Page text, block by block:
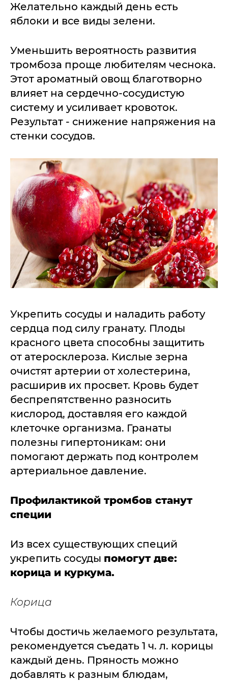
Желательно каждый день есть
яблоки и все виды зелени.
Уменьшить вероятность развития
тромбоза проще любителям чеснока.
Этот ароматный овощ благотворно
влияет на сердечно-сосудистую
систему и усиливает кровоток.
Результат - снижение напряжения на
стенки сосудов.
Укрепить сосуды и наладить работу
сердца под силу гранату. Плоды
красного цвета способны защитить
от атеросклероза. Кислые зерна
очистят артерии от холестерина,
расширив их просвет. Кровь будет
беспрепятственно разносить
кислород, доставляя его каждой
клеточке организма. Гранаты
полезны гипертоникам: они
помогают держать под контролем
артериальное давление.
Профилактикой тромбов станут
специи
Из всех существующих специй
укрепить сосуды помогут две:
корица и куркума.
Корица
Чтобы достичь желаемого результата,
рекомендуется съедать 1 ч. л. корицы
каждый день. Пряность можно
добавлять к разным блюдам,